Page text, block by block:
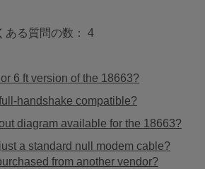
ある質問の数： 4
or 6 ft version of the 18663?
handshake compatible?
diagram available for the 18663?
a standard null modem cable?
from another vendor?